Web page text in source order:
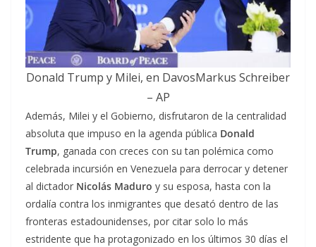
Donald Trump y Milei, en DavosMarkus Schreiber
– AP
Además, Milei y el Gobierno, disfrutaron de la centralidad
absoluta que impuso en la agenda pública Donald
Trump, ganada con creces con su tan polémica como
celebrada incursión en Venezuela para derrocar y detener
al dictador Nicolás Maduro y su esposa, hasta con la
ordalía contra los inmigrantes que desató dentro de las
fronteras estadounidenses, por citar solo lo más
estridente que ha protagonizado en los últimos 30 días el